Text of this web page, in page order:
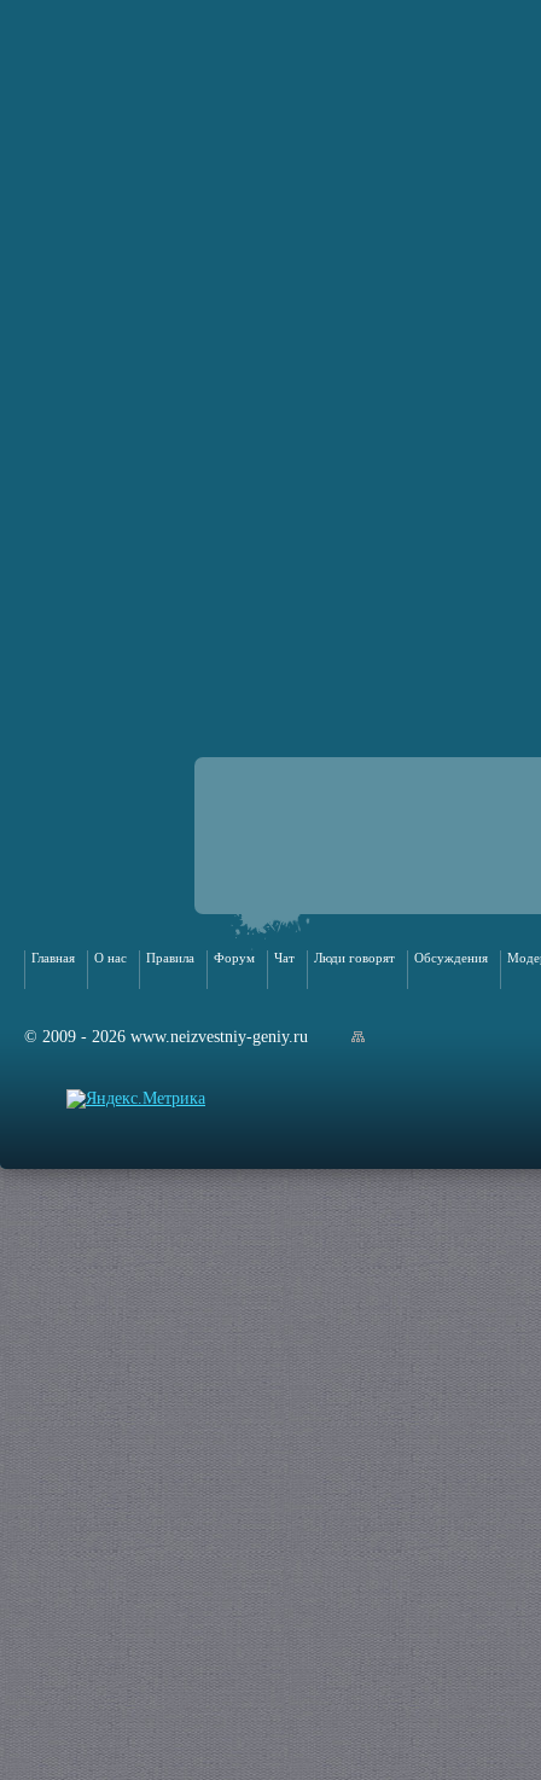
Главная О нас Правила Форум Чат Люди говорят Обсуждения
© 2009 - 2026 www.neizvestniy-geniy.ru
сайта